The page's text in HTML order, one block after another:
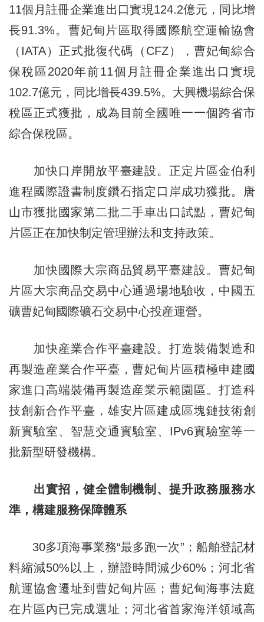
11個月註冊企業進出口實現124.2億元，同比增
長91.3%。曹妃甸片區取得國際航空運輸協會
（IATA）正式批復代碼（CFZ），曹妃甸綜合
保稅區2020年前11個月註冊企業進出口實現
102.7億元，同比增長439.5%。大興機場綜合保
稅區正式獲批，成為目前全國唯一一個跨省市
綜合保稅區。
加快口岸開放平臺建設。正定片區金伯利
進程國際證書制度鑽石指定口岸成功獲批。唐
山市獲批國家第二批二手車出口試點，曹妃甸
片區正在加快制定管理辦法和支持政策。
加快國際大宗商品貿易平臺建設。曹妃甸
片區大宗商品交易中心通過場地驗收，中國五
礦曹妃甸國際礦石交易中心投産運營。
加快産業合作平臺建設。打造裝備製造和
再製造産業合作平臺，曹妃甸片區積極申建國
家進口高端裝備再製造産業示範園區。打造科
技創新合作平臺，雄安片區建成區塊鏈技術創
新實驗室、智慧交通實驗室、IPv6實驗室等一
批新型研發機構。
出實招，健全體制機制、提升政務服務水
準，構建服務保障體系
30多項海事業務“最多跑一次”；船舶登記材
料縮減50%以上，辦證時間減少60%；河北省
航運協會遷址到曹妃甸片區；曹妃甸海事法庭
在片區內已完成選址；河北省首家海洋領域高